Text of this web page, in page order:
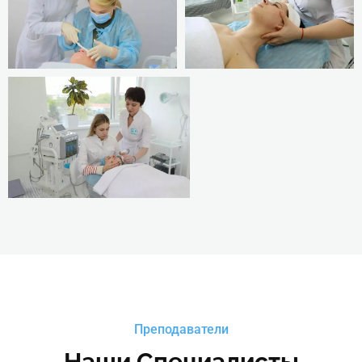
7. Правила личной гигиены.
Сформированные умения
(Вы сможете):
1. Оформлять рабочее место
косметика согласно
Государственным
санитарным нормам и
правилам для
косметических салонов, а
Преподаватели